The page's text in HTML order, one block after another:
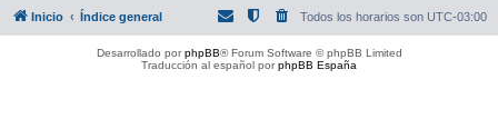
Inicio Índice general Todos los horarios son UTC-03:00
Desarrollado porphpBB® Forum Software © phpBB Limited
Traducción al español porphpBB España